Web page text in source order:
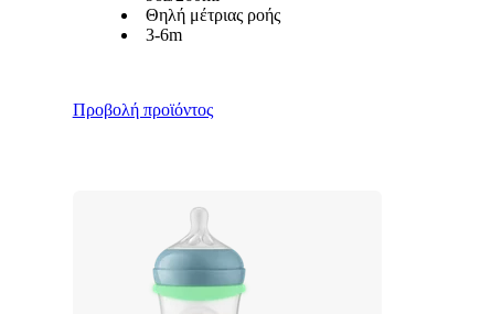
Θηλή μέτριας ροής
3-6m
Προβολή προϊόντος